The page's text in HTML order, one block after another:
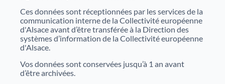
Ces données sont réceptionnées par les services de la
communication interne de la Collectivité européenne
d'Alsace avant d’être transférée à la Direction des
systèmes d’information de la Collectivité européenne
d'Alsace.
Vos données sont conservées jusqu’à 1 an avant
d’être archivées.